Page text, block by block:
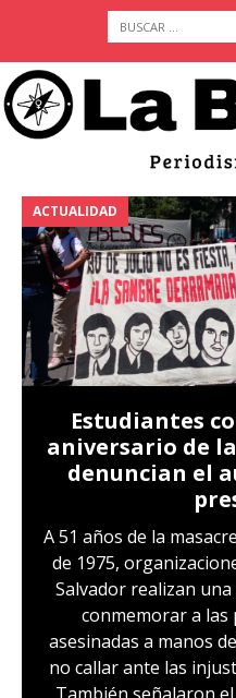
ACTUALIDAD
Estudiantes
aniversario de
denuncian el
A 51 años de la
de 1975,
Salvador realizan
conmemorar a
asesinadas a manos
no callar ante las